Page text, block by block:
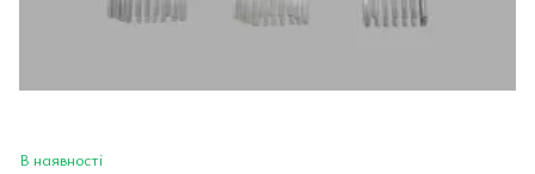
В наявності